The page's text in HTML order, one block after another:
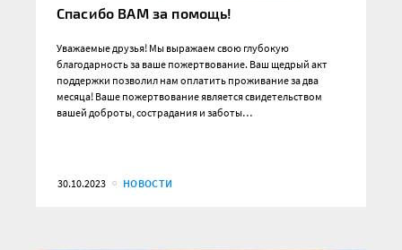
Спасибо ВАМ за помощь!
Уважаемые друзья! Мы выражаем свою глубокую
благодарность за ваше пожертвование. Ваш щедрый акт
поддержки позволил нам оплатить проживание за два
месяца! Ваше пожертвование является свидетельством
вашей доброты, сострадания и заботы…
30.10.2023 НОВОСТИ